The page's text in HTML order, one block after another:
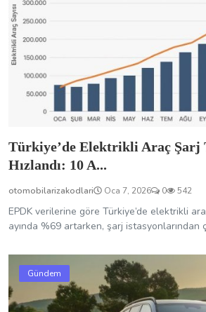
Türkiye’de Elektrikli Araç Şarj
Hızlandı: 10 A...
otomobilarizakodlari Oca 7, 2026 0 542
EPDK verilerine göre Türkiye’de elektrikli
ayında %69 artarken, şarj istasyonlarından
Gündem